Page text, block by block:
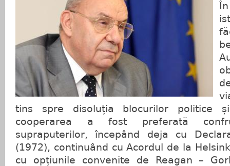
tins spre disoluția blocurilor politice
cooperarea a fost preferată
supraputerilor, începând deja cu
(1972), continuând cu Acordul de la
cu opțiunile convenite de Reagan –